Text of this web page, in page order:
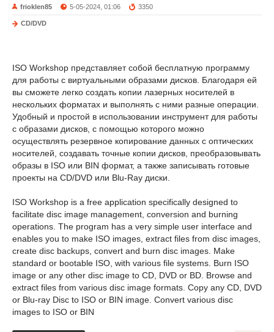
frioklen85 5-05-2024, 01:06 3350
CD/DVD
ISO Workshop представляет собой бесплатную программу
для работы с виртуальными образами дисков. Благодаря ей
вы сможете легко создать копии лазерных носителей в
нескольких форматах и выполнять с ними разные операции.
Удобный и простой в использовании инструмент для работы
с образами дисков, с помощью которого можно
осуществлять резервное копирование данных с оптических
носителей, создавать точные копии дисков, преобразовывать
образы в ISO или BIN формат, а также записывать готовые
проекты на CD/DVD или Blu-Ray диски.
ISO Workshop is a free application specifically designed to
facilitate disc image management, conversion and burning
operations. The program has a very simple user interface and
enables you to make ISO images, extract files from disc images,
create disc backups, convert and burn disc images. Make
standard or bootable ISO, with various file systems. Burn ISO
image or any other disc image to CD, DVD or BD. Browse and
extract files from various disc image formats. Copy any CD, DVD
or Blu-ray Disc to ISO or BIN image. Convert various disc
images to ISO or BIN